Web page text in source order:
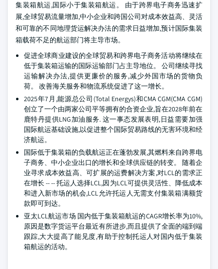
集装箱航运,国际小于集装箱航运。 由于跨界电子商务迅速扩
展,全球贸易流量增加,中小企业和跨国公司对成本效益高、灵活
和可靠的不同地理货运解决办法的需求日益增加,预计国际集装
箱载荷不足的航运部门将主导市场。
促进全球商业建设的全球贸易和跨界电子商务活动将继续在
低于集装箱运输的国际运输部门占主导地位。 公司继续寻找
运输解决办法,提供更廉价的服务,减少外国市场的货物负
荷。 改善海关服务和物流系统促进了这一增长。
2025年7月,能源总公司(Total Energys)和CMA CGM(CMA CGM)
创立了一个由两家公司平等拥有的合资企业,旨在2028年前在
鹿特丹提供LNG加油服务. 这一事态发展表明,日益需要加强
国际航运基础设施,以促进整个国际贸易路线的无害环境和经
济航运。
国际低于集装箱的负载航运正在蓬勃发展,其燃料来自跨界电
子商务、中小企业出口的增长和全球供应链的转变。 随着企
业寻求成本效益高、可扩展的运费解决方案,对LCL的需求正
在增长 -- -- 托运人选择LCL,因为LCL可提供灵活性、降低成本
和进入新市场的机会,LCL允许托运人无需支付集装箱满额货
款即可到达。
亚太LCL航运市场 国内低于集装箱航运的CAGR增长率为10%,
原因是数字货运平台最近有所进步,而且提供了全面的端到端
跟踪,大大提高了能见度,有助于控制托运人对国内低于集装
箱航运的活动。